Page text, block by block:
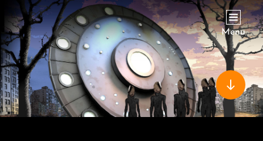
VERSCHOLLEN IN HAIMHAUSENMenu